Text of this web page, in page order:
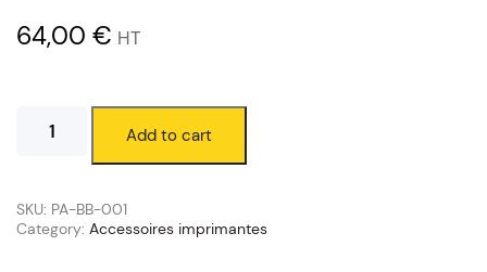
64,00 € HT
imprimantes
d'étiquettes
Add to cart
SKU: PA-BB-001
Category: Accessoires imprimantes